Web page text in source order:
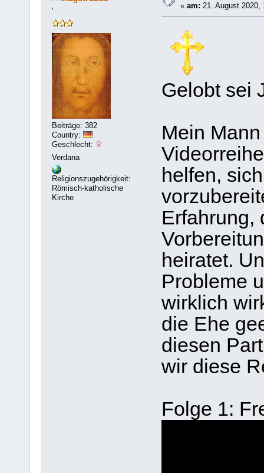
'
Beiträge: 382
Country:
Geschlecht:
Verdana
Religionszugehörigkeit:
Römisch-katholische
Kirche
«am: 21. August 2020,
Gelobt sei
Mein
helfen,
Erfahrung,
heiratet.
Probleme
wirklich
die Ehe
diesen
wir diese
Folge 1: